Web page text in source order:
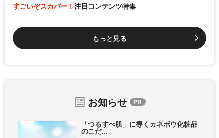
すごいぞスカパー！ 注目コンテンツ特集
もっと見る
お知らせ
「つるすべ肌」に導くカネボウ化粧品
のこだ...